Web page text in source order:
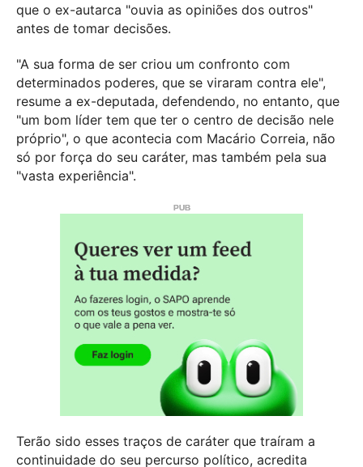
que o ex-autarca "ouvia as opiniões dos outros"
antes de tomar decisões.
"A sua forma de ser criou um confronto com
determinados poderes, que se viraram contra ele",
resume a ex-deputada, defendendo, no entanto, que
"um bom líder tem que ter o centro de decisão nele
próprio", o que acontecia com Macário Correia, não
só por força do seu caráter, mas também pela sua
"vasta experiência".
Terão sido esses traços de caráter que traíram a
continuidade do seu percurso político, acredita